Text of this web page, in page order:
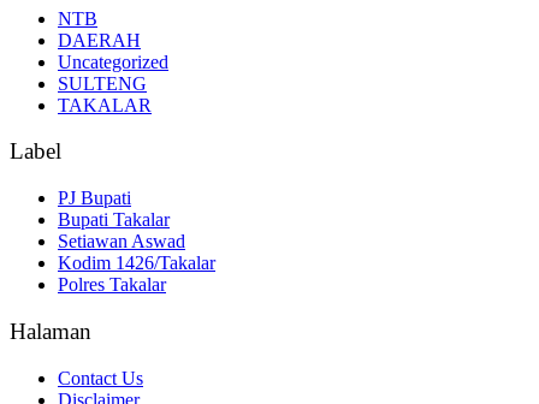
NTB
DAERAH
Uncategorized
SULTENG
TAKALAR
Label
PJ Bupati
Bupati Takalar
Setiawan Aswad
Kodim 1426/Takalar
Polres Takalar
Halaman
Contact Us
Disclaimer